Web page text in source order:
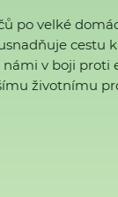
po velké
cestu
námi v boji proti
životnímu